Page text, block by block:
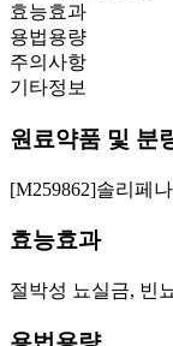
효능효과
용법용량
주의사항
기타정보
원료약품 및 분
[M259862]솔리페
효능효과
절박성 뇨실금, 빈